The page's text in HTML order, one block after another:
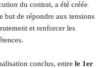
du contrat, a été créée
but de répondre aux tensions
et renforcer les
conclus, entre le 1er